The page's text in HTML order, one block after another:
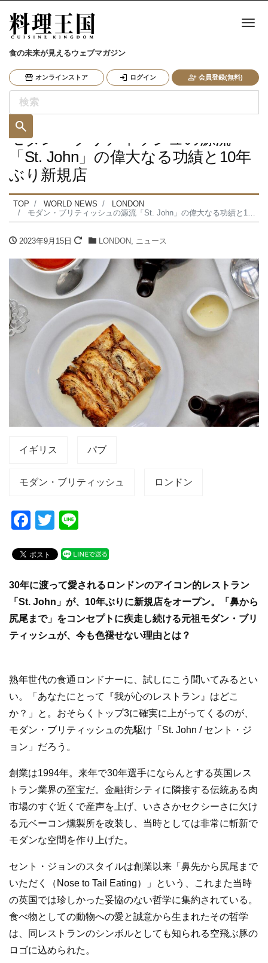
食の未来が見えるウェブマガジン
オンラインストア ログイン 会員登録(無料)
ナ
モダン・ブリティッシュの源流
「St. John」の偉大なる功績と10年
ぶり新規店
TOP WORLD NEWS
LONDON
モダン・ブリティッシュの源流「St. John」の偉大なる功績と10年ぶり新規店
2023年9月15日 LONDON, ニュース
イギリス パブ
モダン・ブリティッシュ ロンドン
F
c
e
b
o
o
T
tt
er
e
30年に渡って愛されるロンドンのアイコン的レストラン
「St. John」が、10年ぶりに新規店をオープン。「鼻から
尻尾まで」をコンセプトに疾走し続ける元祖モダン・ブリ
ティッシュが、今も色褪せない理由とは？
熟年世代の食通ロンドナーに、試しにこう聞いてみるとい
い。「あなたにとって『我が心のレストラン』はどこ
か？」と。おそらくトップ3に確実に上がってくるのが、
モダン・ブリティッシュの先駆け「St. John / セント・ジ
ョン」だろう。
創業は1994年。来年で30年選手にならんとする英国レス
トラン業界の至宝だ。金融街シティに隣接する伝統ある肉
市場のすぐ近くで産声を上げ、いささかセクシーさに欠け
る元ベーコン燻製所を改装し、当時としては非常に斬新で
モダンな空間を作り上げた。
セント・ジョンのスタイルは創業以来「鼻先から尻尾まで
いただく（Nose to Tail Eating）」という、これまた当時
の英国では珍しかった妥協のない哲学に集約されている。
食べ物としての動物への愛と誠意から生まれたその哲学
は、同レストランのシンボルとしても知られる空飛ぶ豚の
ロゴに込められた。